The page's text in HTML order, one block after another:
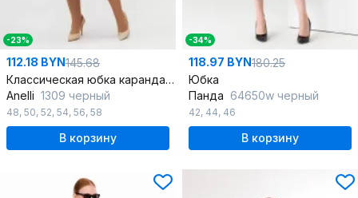
-23%
112.18 BYN145.68
Классическая юбка карандаш из хлопка с разрезом и потайной молнией
Anelli 1309 черный
48, 50, 52, 54, 56, 58
В корзину
-34%
118.97 BYN180.25
Юбка
Панда 64650w черный
42, 44, 46
В корзину